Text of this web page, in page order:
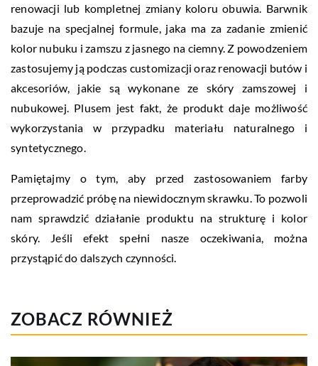
renowacji lub kompletnej zmiany koloru obuwia. Barwnik
bazuje na specjalnej formule, jaka ma za zadanie zmienić
kolor nubuku i zamszu z jasnego na ciemny. Z powodzeniem
zastosujemy ją podczas customizacji oraz renowacji butów i
akcesoriów, jakie są wykonane ze skóry zamszowej i
nubukowej. Plusem jest fakt, że produkt daje możliwość
wykorzystania w przypadku materiału naturalnego i
syntetycznego.
Pamiętajmy o tym, aby przed zastosowaniem farby
przeprowadzić próbę na niewidocznym skrawku. To pozwoli
nam sprawdzić działanie produktu na strukturę i kolor
skóry. Jeśli efekt spełni nasze oczekiwania, można
przystąpić do dalszych czynności.
ZOBACZ RÓWNIEŻ